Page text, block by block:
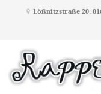
Lößnitzstraße 20,